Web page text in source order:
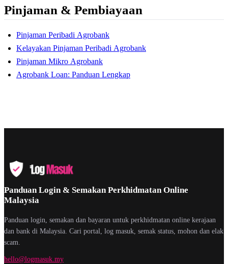
Pinjaman & Pembiayaan
Pinjaman Peribadi Agrobank
Kelayakan Pinjaman Peribadi Agrobank
Pinjaman Mikro Agrobank
Agrobank Loan: Panduan Lengkap
Panduan Login & Semakan Perkhidmatan Online
Malaysia
Panduan login, semakan dan bayaran untuk perkhidmatan online kerajaan
dan bank di Malaysia. Cari portal, log masuk, semak status, mohon dan elak
scam.
hello@logmasuk.my